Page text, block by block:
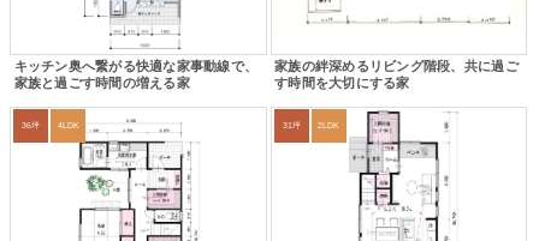
キッチン奥へ繋がる快適な家事動線で、
家族と過ごす時間の増える家
家族の絆深めるリビング階段、共に過ご
す時間を大切にする家
36坪 4LDK 31坪 2LDK